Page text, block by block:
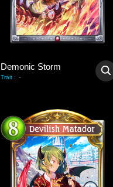
Demonic Storm
Trait : -